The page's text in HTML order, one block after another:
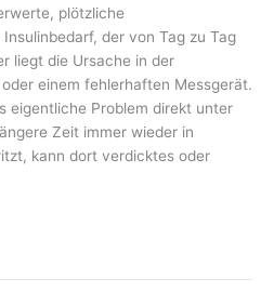
plötzliche
der von Tag zu Tag
liegt die Ursache in der
einem fehlerhaften Messgerät.
eigentliche Problem direkt unter
Zeit immer wieder in
kann dort verdicktes oder